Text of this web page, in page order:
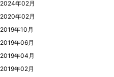
2024年02月
2020年02月
2019年10月
2019年06月
2019年04月
2019年02月